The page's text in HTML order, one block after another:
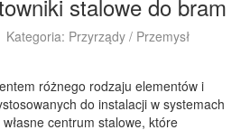
stalowe do bram
Kategoria: Przyrządy / Przemysł
różnego rodzaju elementów i
do instalacji w systemach
centrum stalowe, które